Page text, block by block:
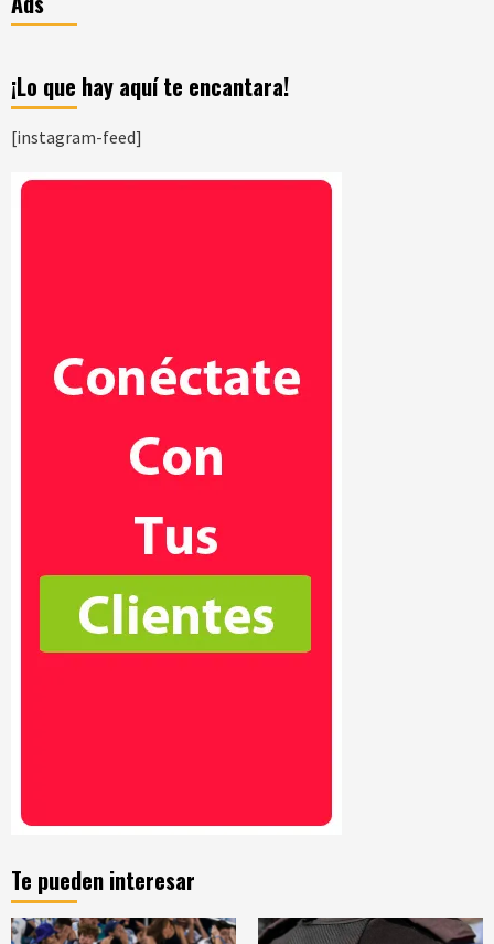
¡Lo que hay aquí te encantara!
[instagram-feed]
Te pueden interesar